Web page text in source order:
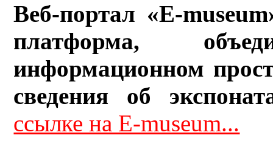
Веб-портал «E-
платформа,
информационном
сведения об
ссылке на E-museum...